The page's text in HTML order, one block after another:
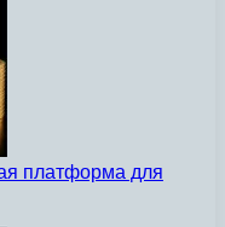
платформа для